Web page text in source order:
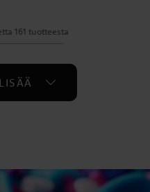
161 tuotteesta